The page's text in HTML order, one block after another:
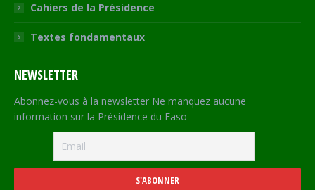
Cahiers de la Présidence
Textes fondamentaux
NEWSLETTER
Abonnez-vous à la newsletter Ne manquez aucune
information sur la Présidence du Faso